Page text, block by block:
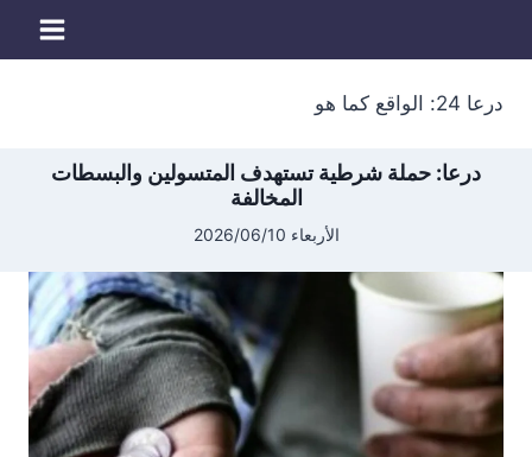
درعا 24: الواقع كما هو
درعا: حملة شرطية تستهدف المتسولين والبسطات
المخالفة
الأربعاء 2026/06/10